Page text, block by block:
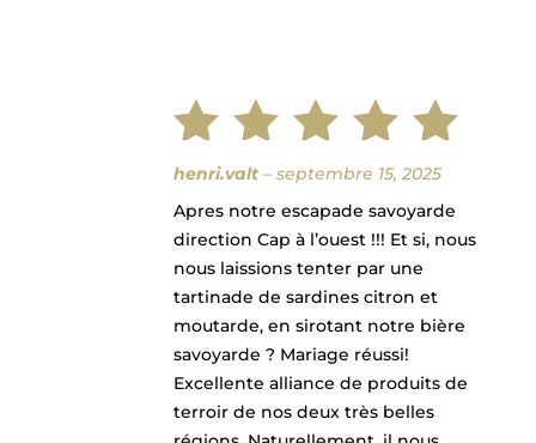
Note5
sur 5
henri.valt – septembre 15, 2025
Apres notre escapade savoyarde
direction Cap à l’ouest !!! Et si, nous
nous laissions tenter par une
tartinade de sardines citron et
moutarde, en sirotant notre bière
savoyarde ? Mariage réussi!
Excellente alliance de produits de
terroir de nos deux très belles